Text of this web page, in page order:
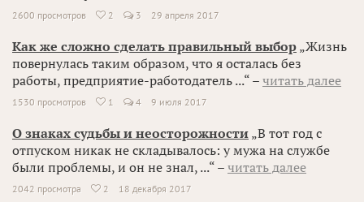
2600 просмотров  2 3 29 апреля 2017
Как же сложно сделать правильный выбор „Жизнь
повернулась таким образом, что я осталась без
работы, предприятие-работодатель ...“ – читать далее
1530 просмотров  1 4 9 июля 2017
О знаках судьбы и неосторожности „В тот год с
отпуском никак не складывалось: у мужа на службе
были проблемы, и он не знал, ...“ – читать далее
2042 просмотра  2 18 декабря 2017